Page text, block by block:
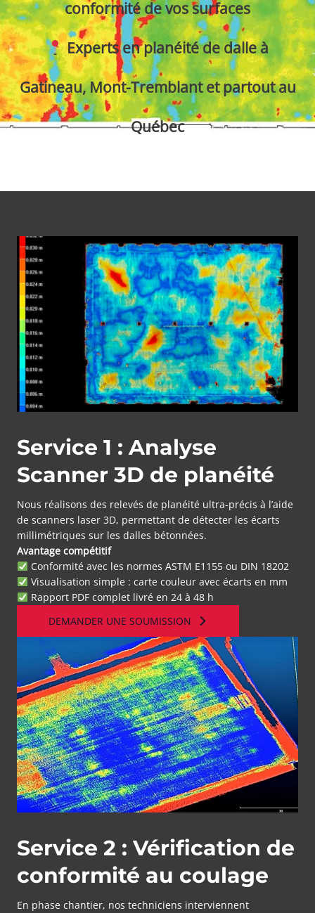
conformité de vos surfaces
Experts en planéité de dalle à
Gatineau, Mont-Tremblant et partout au
Québec
Service 1 : Analyse
Scanner 3D de planéité
Nous réalisons des relevés de planéité ultra-précis à l’aide
de scanners laser 3D, permettant de détecter les écarts
millimétriques sur les dalles bétonnées.
Avantage compétitif
Conformité avec les normes ASTM E1155 ou DIN 18202
Visualisation simple : carte couleur avec écarts en mm
Rapport PDF complet livré en 24 à 48 h
DEMANDER UNE SOUMISSION
Service 2 : Vérification de
conformité au coulage
En phase chantier, nos techniciens interviennent